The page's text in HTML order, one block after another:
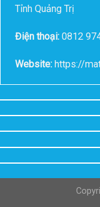
Tỉnh Quảng Trị
Điện thoại: 0812
Website: https://